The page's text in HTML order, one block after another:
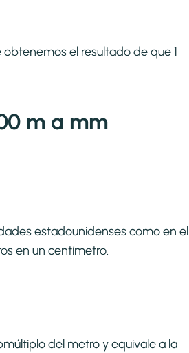
el resultado de que 1
m a mm
estadounidenses como en el
en un centímetro.
del metro y equivale a la